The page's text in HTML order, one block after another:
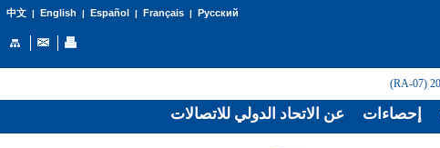
中文| English | Español | Français| Русский
عن الاتحاد الدولي للاتصالات إحصاءات